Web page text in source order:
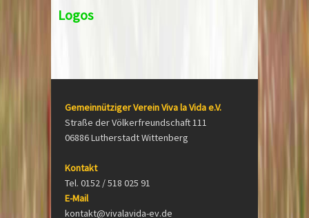
Logos
Gemeinnütziger Verein Viva la Vida e.V.
Straße der Völkerfreundschaft 111
06886 Lutherstadt Wittenberg
Kontakt
Tel. 0152 / 518 025 91
E-Mail
kontakt@vivalavida-ev.de